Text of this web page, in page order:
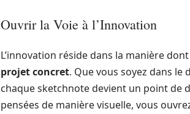
Ouvrir la Voie à l’Innovation
L’innovation réside dans la manière
projet concret. Que vous soyez dans le
chaque sketchnote devient un point de
pensées de manière visuelle, vous